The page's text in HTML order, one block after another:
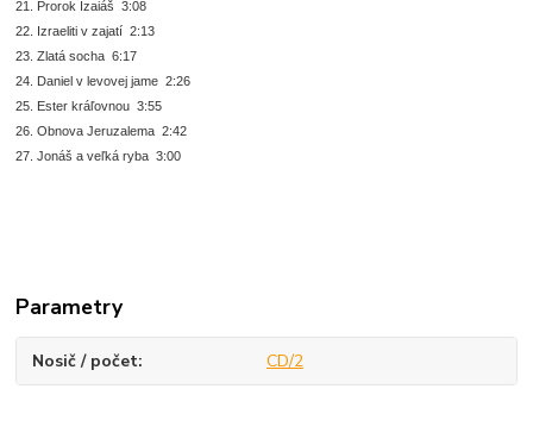
21. Prorok Izaiáš 3:08
22. Izraeliti v zajatí 2:13
23. Zlatá socha 6:17
24. Daniel v levovej jame 2:26
25. Ester kráľovnou 3:55
26. Obnova Jeruzalema 2:42
27. Jonáš a veľká ryba 3:00
Parametry
Nosič / počet CD/2